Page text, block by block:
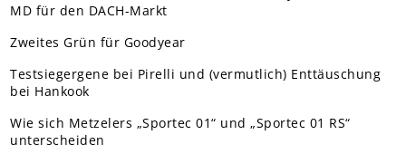
MD für den DACH-Markt
Zweites Grün für Goodyear
Testsiegergene bei Pirelli und (vermutlich) Enttäuschung
bei Hankook
Wie sich Metzelers „Sportec 01“ und „Sportec 01 RS“
unterscheiden